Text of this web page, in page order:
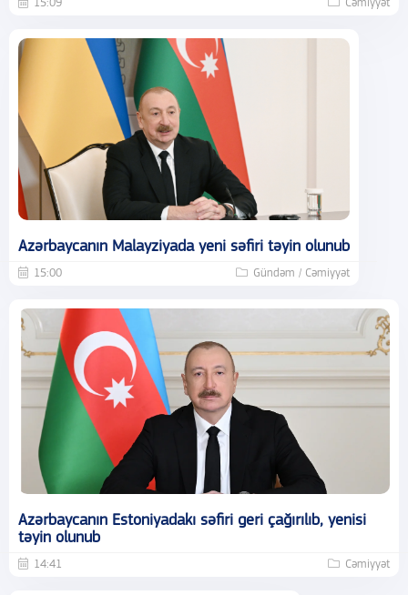
15:09 Cəmiyyət
Azərbaycanın Malayziyada yeni səfiri təyin olunub
15:00 Gündəm / Cəmiyyət
Azərbaycanın Estoniyadakı səfiri geri çağırılıb, yenisi
təyin olunub
14:41 Cəmiyyət